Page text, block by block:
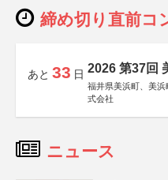
締め切り直前コ
あと 33 日 2026 第37回
福井県美浜町、美
式会社
ニュース